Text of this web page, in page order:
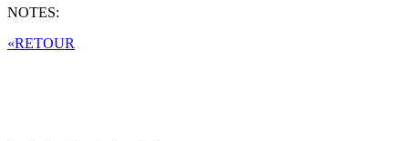
NOTES:
«RETOUR